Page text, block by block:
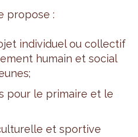
pro­pose :
indi­vi­duel ou col­lec­tif
humain et social
pour le pri­maire et le
et spor­tive